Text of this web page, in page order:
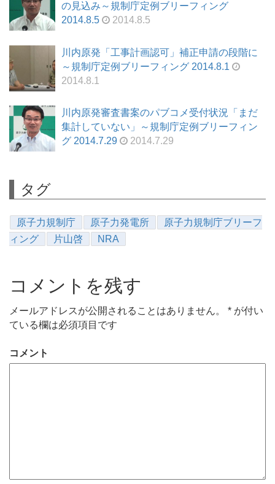
の見込み～規制庁定例ブリーフィング
2014.8.5
2014.8.5
川内原発「工事計画認可」補正申請の段階に
～規制庁定例ブリーフィング 2014.8.1
2014.8.1
川内原発審査書案のパブコメ受付状況「まだ
集計していない」～規制庁定例ブリーフィン
グ 2014.7.29
2014.7.29
タグ
原子力規制庁 原子力発電所
原子力規制庁ブリーフ
ィング
片山啓 NRA
コメントを残す
メールアドレスが公開されることはありません。 * が付い
ている欄は必須項目です
コメント